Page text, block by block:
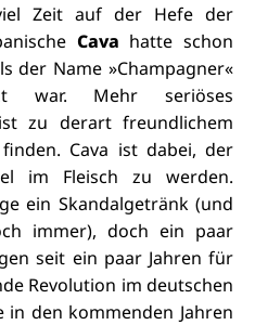
Zeit auf der Hefe der
Cava hatte schon
der Name »Champagner«
war. Mehr seriöses
zu derart freundlichem
Cava ist dabei, der
im Fleisch zu werden.
ein Skandalgetränk (und
immer), doch ein paar
seit ein paar Jahren für
Revolution im deutschen
in den kommenden Jahren